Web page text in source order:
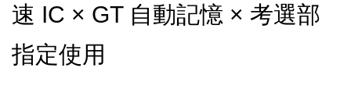
速 IC × GT 自動記憶 × 考選部
指定使用